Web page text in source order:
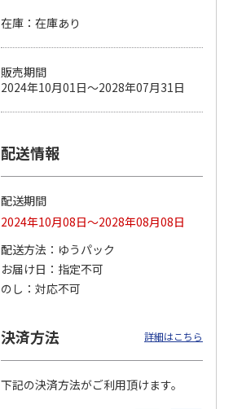
ペット線香 虹のか
なた フルーティフ
ローラルの香り
590円
(送料別・税込)
えBOX とりささ…
380円
(送料別・税込)
在庫：在庫あり
販売期間
2024年10月01日～2028年07月31日
配送情報
配送期間
2024年10月08日～2028年08月08日
配送方法
ゆうパック
お届け日
指定不可
のし
対応不可
決済方法 詳細はこちら
下記の決済方法がご利用頂けます。